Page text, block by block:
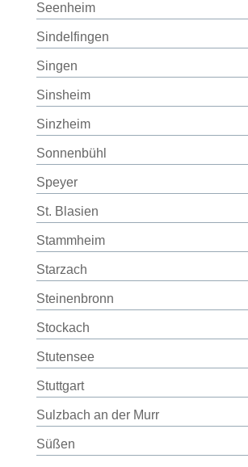
Seenheim
Sindelfingen
Singen
Sinsheim
Sinzheim
Sonnenbühl
Speyer
St. Blasien
Stammheim
Starzach
Steinenbronn
Stockach
Stutensee
Stuttgart
Sulzbach an der Murr
Süßen